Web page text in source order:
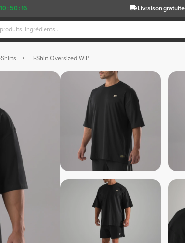
10 : 50 :15 Livraison gratuite
Shirts T-Shirt Oversized WIP